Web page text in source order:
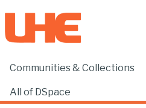
Communities & Collections
All of DSpace
Home